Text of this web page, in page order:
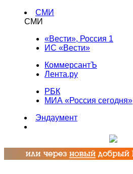
СМИ
СМИ
«Вести», Россия 1
ИС «Вести»
КоммерсантЪ
Лента.ру
РБК
МИА «Россия сегодня»
Эндаумент